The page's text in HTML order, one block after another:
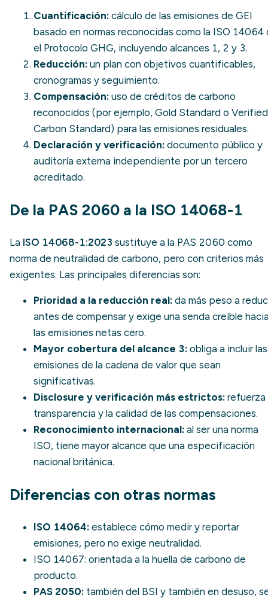
Cuantificación: cálculo de las emisiones de GEI
basado en normas reconocidas como la ISO 14064
el Protocolo GHG, incluyendo alcances 1, 2 y 3.
Reducción: un plan con objetivos cuantificables,
cronogramas y seguimiento.
Compensación: uso de créditos de carbono
reconocidos (por ejemplo, Gold Standard o Verified
Carbon Standard) para las emisiones residuales.
Declaración y verificación: documento público y
auditoría externa independiente por un tercero
acreditado.
De la PAS 2060 a la ISO 14068-1
La ISO 14068-1:2023 sustituye a la PAS 2060 como
norma de neutralidad de carbono, pero con criterios más
exigentes. Las principales diferencias son:
Prioridad a la reducción real: da más peso a
antes de compensar y exige una senda creíble
las emisiones netas cero.
Mayor cobertura del alcance 3: obliga a incluir las
emisiones de la cadena de valor que sean
significativas.
Disclosure y verificación más estrictos: refuerza
transparencia y la calidad de las compensaciones.
Reconocimiento internacional: al ser una norma
ISO, tiene mayor alcance que una especificación
nacional británica.
Diferencias con otras normas
ISO 14064: establece cómo medir y reportar
emisiones, pero no exige neutralidad.
ISO 14067: orientada a la huella de carbono de
producto.
PAS 2050: también del BSI y también en desuso,